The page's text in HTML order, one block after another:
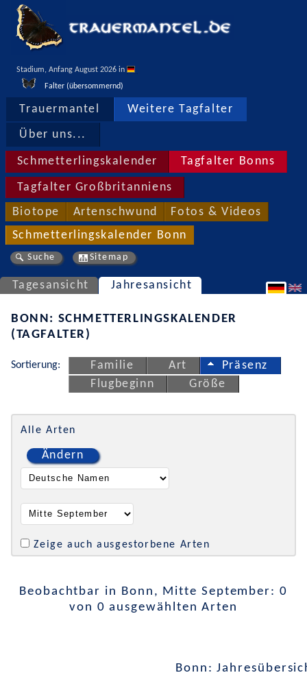
Stadium, Anfang August 2026 in
Falter (übersommernd)
Trauermantel Weitere Tagfalter
Über uns...
Schmetterlingskalender Tagfalter Bonns
Tagfalter Großbritanniens
Biotope Artenschwund Fotos & Videos
Schmetterlingskalender Bonn
Suche Sitemap
Tagesansicht Jahresansicht
BONN: SCHMETTERLINGSKALENDER
(TAGFALTER)
Sortierung: Familie Art
Präsenz
Flugbeginn
Größe
Alle Arten
Ändern
Zeige auch ausgestorbene Arten
Beobachtbar in Bonn, Mitte September: 0
von 0 ausgewählten Arten
Bonn: